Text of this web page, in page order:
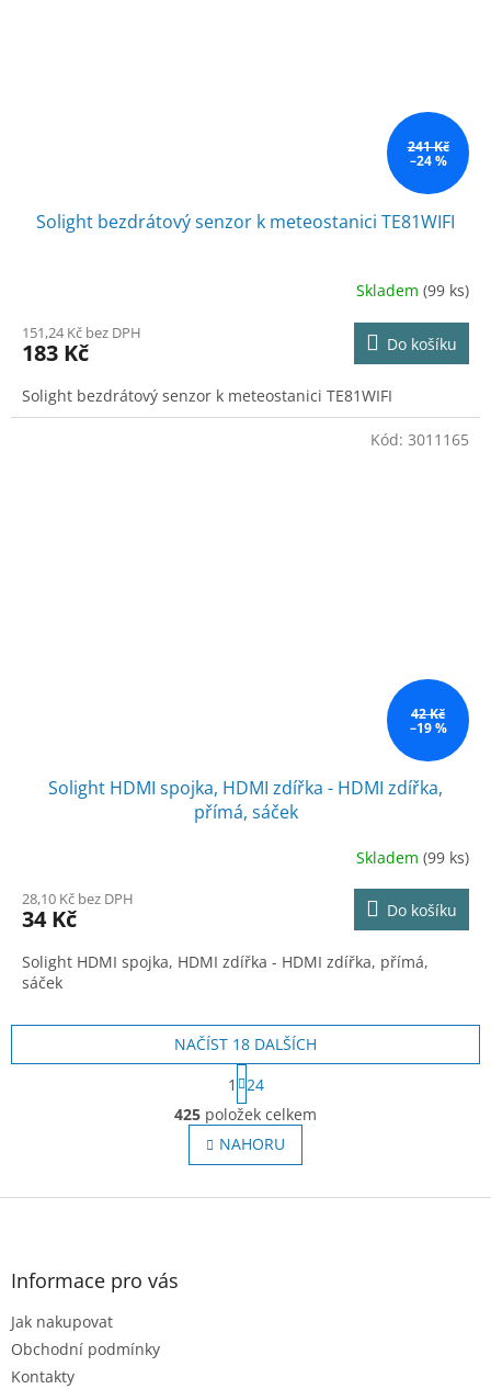
241 Kč
–24 %
Solight bezdrátový senzor k meteostanici TE81WIFI
Skladem (99 ks)
151,24 Kč bez DPH
183 Kč Do košíku
Solight bezdrátový senzor k meteostanici TE81WIFI
42 Kč
–19 %
Solight HDMI spojka, HDMI zdířka - HDMI zdířka,
přímá, sáček
Skladem (99 ks)
28,10 Kč bez DPH
34 Kč Do košíku
Solight HDMI spojka, HDMI zdířka - HDMI zdířka, přímá,
sáček
Kód: 3011165
O
v
l
á
NAČÍST 18 DALŠÍCH
S
t
r
á
n
k
v
1
24
425 položek celkem
NAHORU
Z
Informace pro vás
Jak nakupovat
Obchodní podmínky
Kontakty